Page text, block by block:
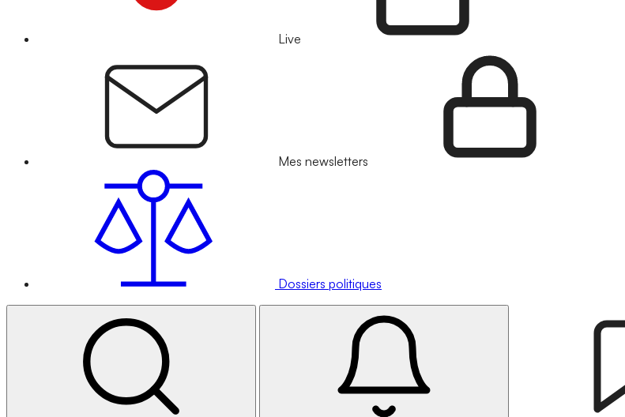
Live
Mes newsletters
Dossiers politiques